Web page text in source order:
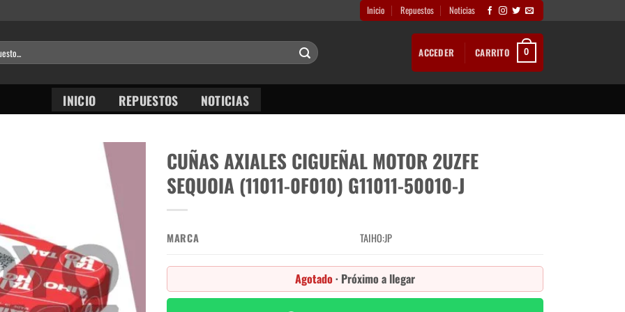
Inicio Repuestos Noticias
ACCEDER CARRITO 0
INICIO REPUESTOS NOTICIAS
CUÑAS AXIALES CIGUEÑAL MOTOR 2UZFE
SEQUOIA (11011-0F010) G11011-50010-J
MARCA TAIHO:JP
Agotado · Próximo a llegar